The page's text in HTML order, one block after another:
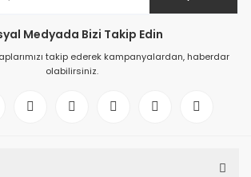
Medyada Bizi Takip Edin
takip ederek kampanyalardan, haberdar
olabilirsiniz.